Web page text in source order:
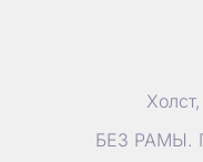
БЕЗ РАМЫ.